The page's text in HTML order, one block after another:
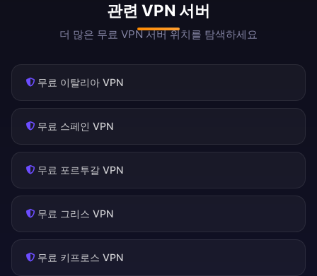
관련 VPN 서버
더 많은 무료 VPN 서버 위치를 탐색하세요
무료 이탈리아 VPN
무료 스페인 VPN
무료 포르투갈 VPN
무료 그리스 VPN
무료 키프로스 VPN